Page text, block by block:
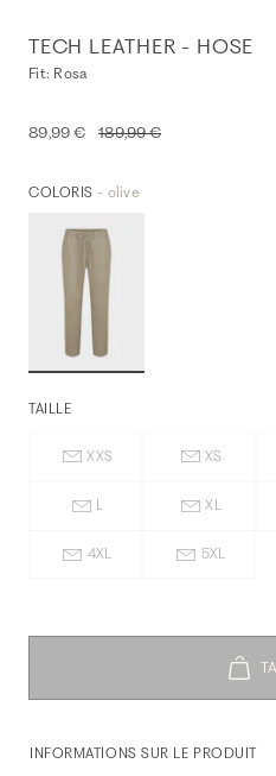
TECH LEATHER - HOSE
Fit: Rosa
89,99 € 189,99 €
COLORIS - olive
TAILLE
XXS XS
L XL
4XL 5XL
INFORMATIONS SUR LE PRODUIT